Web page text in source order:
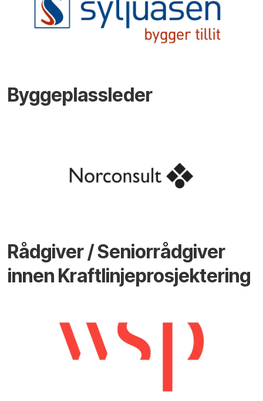
Byggeplassleder
Rådgiver / Seniorrådgiver
innen Kraftlinjeprosjektering